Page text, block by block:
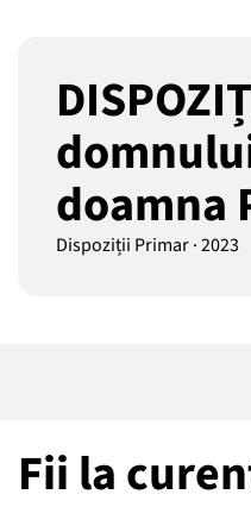
doamna
Dispoziții Primar·2023
Fii la